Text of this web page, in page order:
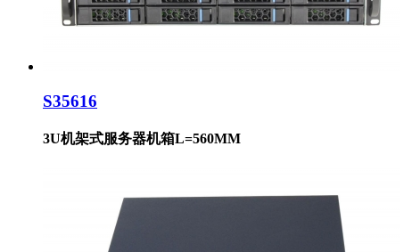
S35616
3U机架式服务器机箱L=560MM